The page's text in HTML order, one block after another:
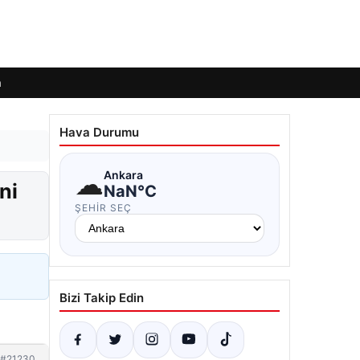
Hava Durumu
☁Ankara
NaN°C
ŞEHIR SEÇ
Bizi Takip Edin